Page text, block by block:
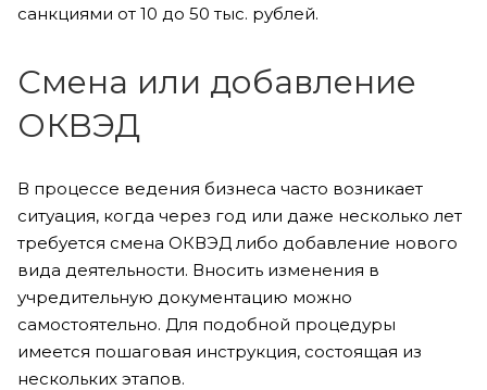
санкциями от 10 до 50 тыс. рублей.
Смена или добавление
ОКВЭД
В процессе ведения бизнеса часто возникает
ситуация, когда через год или даже несколько лет
требуется смена ОКВЭД либо добавление нового
вида деятельности. Вносить изменения в
учредительную документацию можно
самостоятельно. Для подобной процедуры
имеется пошаговая инструкция, состоящая из
нескольких этапов.